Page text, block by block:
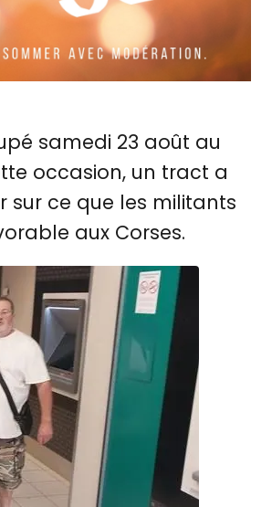
samedi 23 août au
occasion, un tract a
sur ce que les militants
aux Corses.